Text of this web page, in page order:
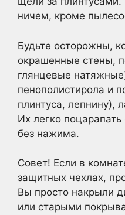
ничем, кроме
Будьте осторожны,
окрашенные стены,
глянцевые
пенополистирола и
плинтуса, лепнину),
Их легко
без нажима.
Совет! Если в
защитных чехлах,
Вы просто накрыли
или старыми